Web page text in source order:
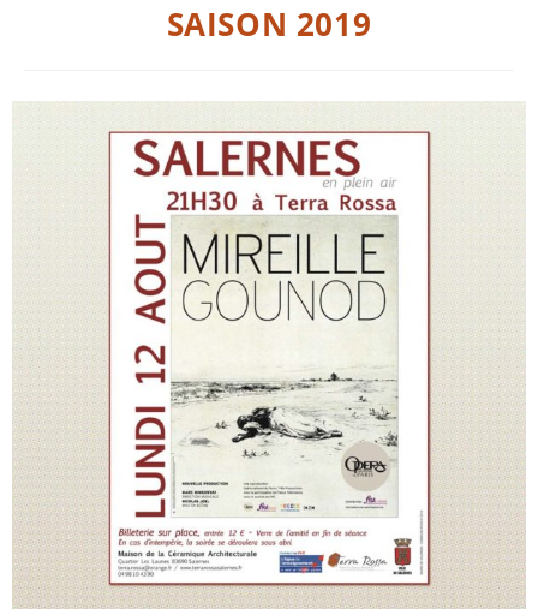
SAISON 2019